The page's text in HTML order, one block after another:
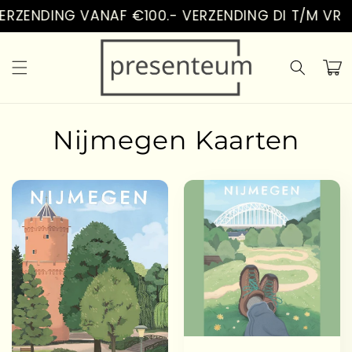
contenuti
VANAF €100.- VERZENDING DI T/M VR
Nijmegen Kaarten